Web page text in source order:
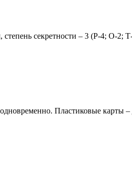
секретности – 3 (P-4; О-2;
Пластиковые карты